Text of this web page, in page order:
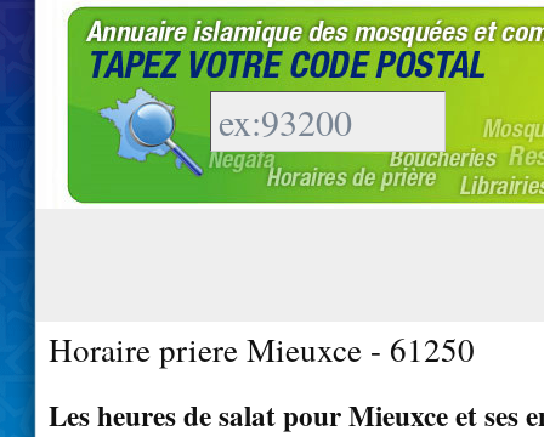
Horaire priere Mieuxce - 61250
Les heures de salat pour Mieuxce et ses